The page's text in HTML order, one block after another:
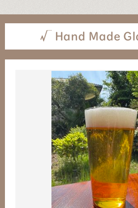
√ Hand Made